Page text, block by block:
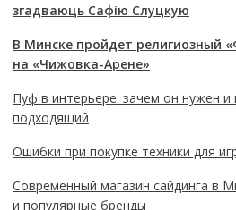
згадваюць Сафію Слуцкую
В Минске пройдет религиозный
на «Чижовка-Арене»
Пуф в интерьере: зачем он нужен и
подходящий
Ошибки при покупке техники для
Современный магазин сайдинга в
и популярные бренды